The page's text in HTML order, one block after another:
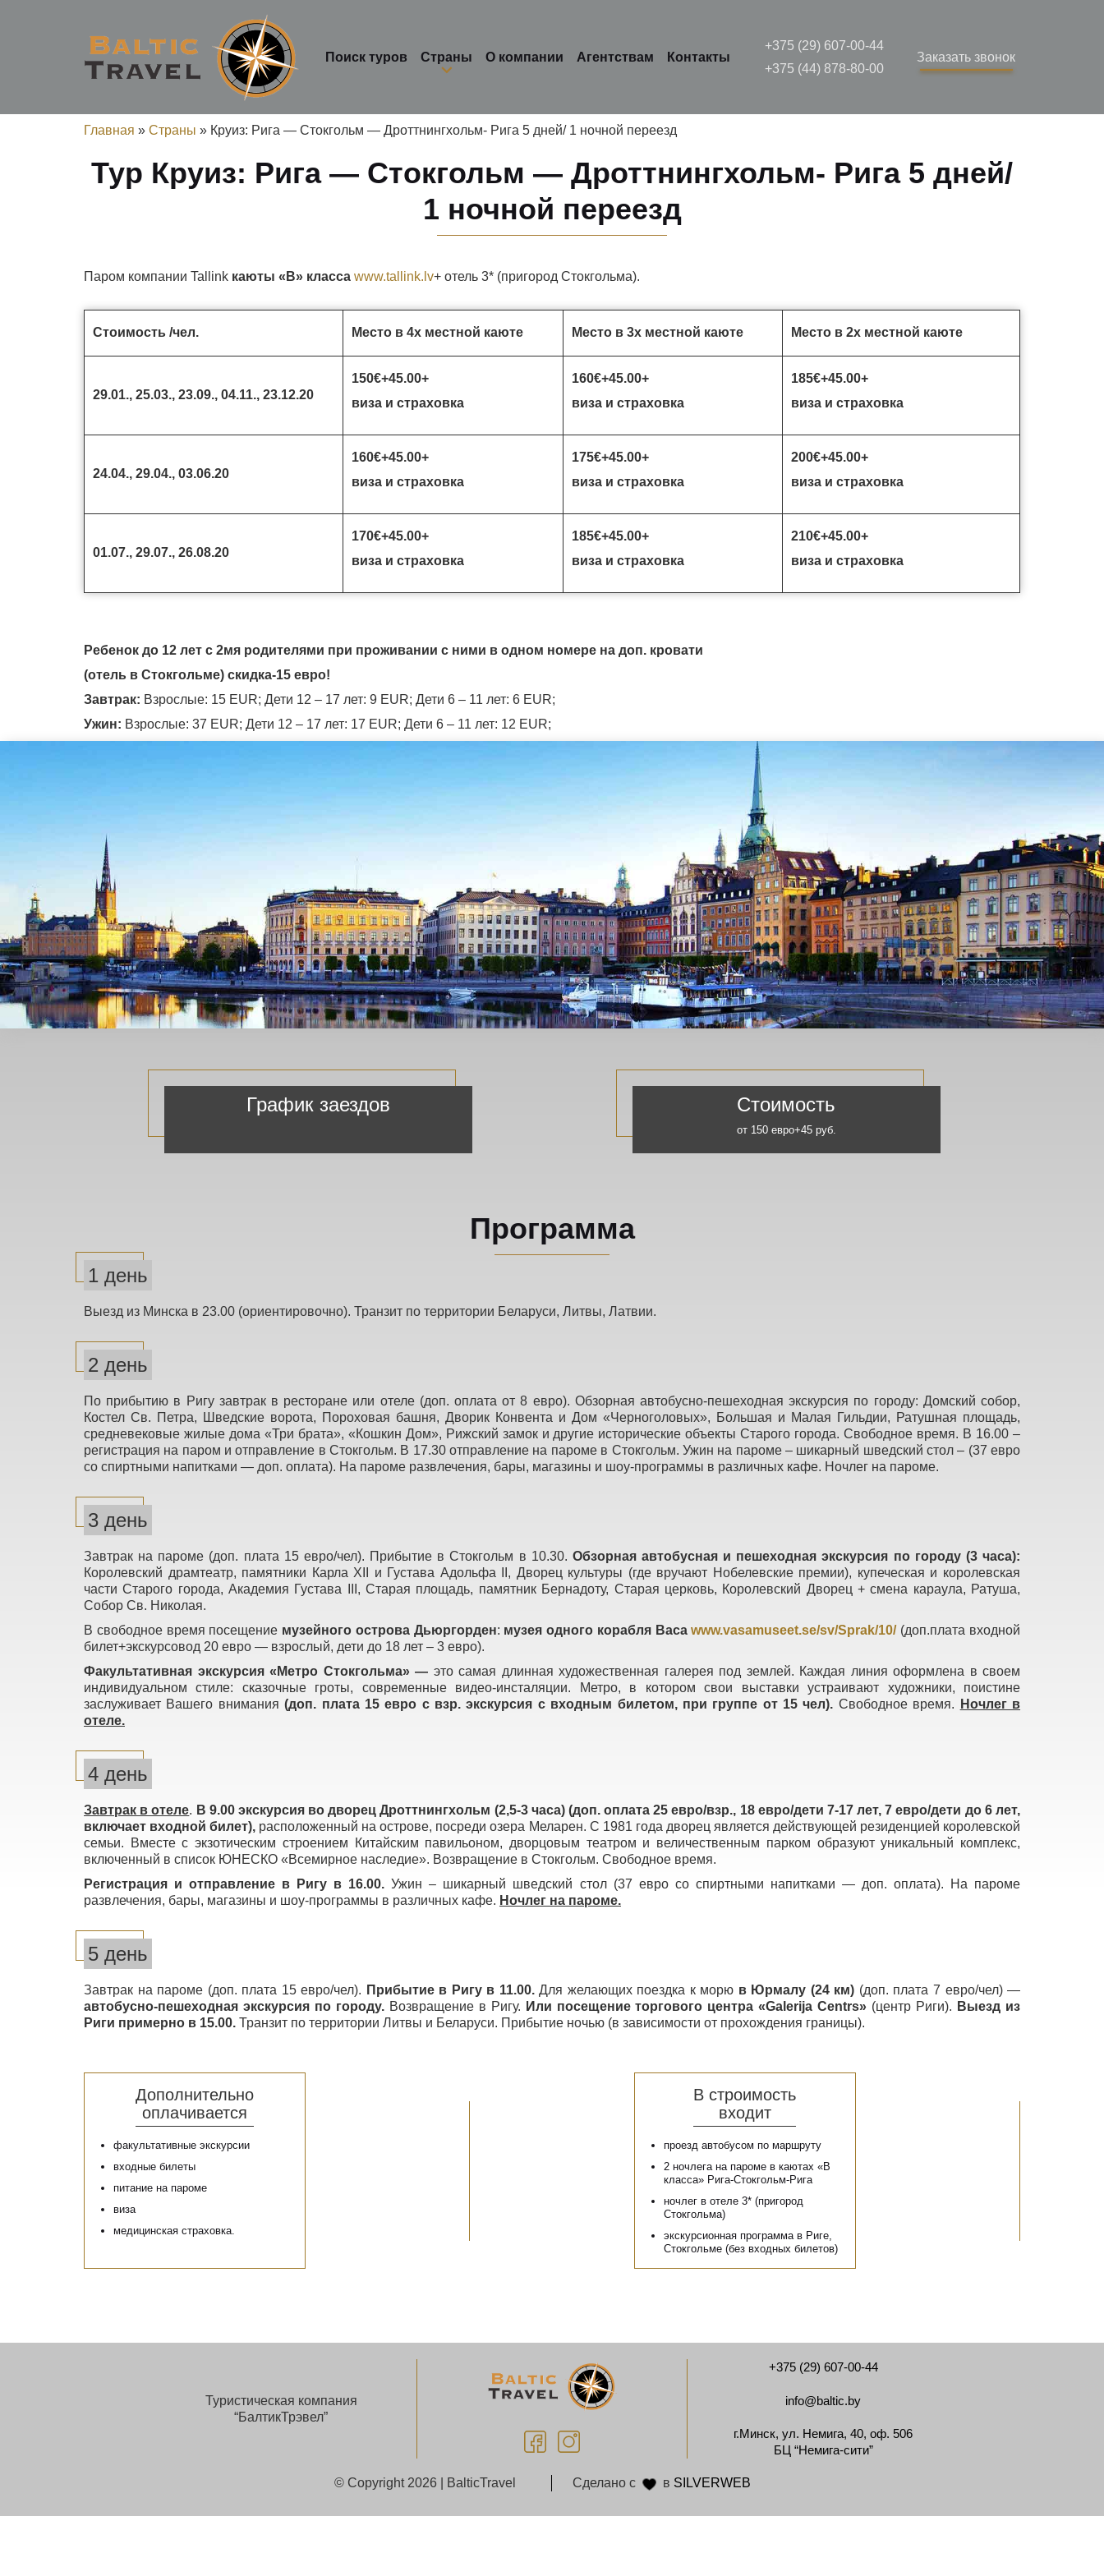
Поиск туров Страны О компании Агентствам Контакты
+375 (29) 607-00-44
+375 (44) 878-80-00
Заказать звонок
Главная » Страны » Круиз: Рига — Стокгольм — Дроттнингхольм- Рига 5 дней/ 1 ночной переезд
Тур Круиз: Рига — Стокгольм — Дроттнингхольм- Рига 5 дней/
1 ночной переезд
Паром компании Tallink каюты «В» класса www.tallink.lv+ отель 3* (пригород Стокгольма).
Стоимость /чел. Место в 4х местной каюте Место в 3х местной каюте Место в 2х местной каюте
29.01., 25.03., 23.09., 04.11., 23.12.20
150€+45.00+
виза и страховка
160€+45.00+
виза и страховка
185€+45.00+
виза и страховка
24.04., 29.04., 03.06.20
160€+45.00+
виза и страховка
175€+45.00+
виза и страховка
200€+45.00+
виза и страховка
01.07., 29.07., 26.08.20
170€+45.00+
виза и страховка
185€+45.00+
виза и страховка
210€+45.00+
виза и страховка
Ребенок до 12 лет с 2мя родителями при проживании с ними в одном номере на доп. кровати
(отель в Стокгольме) скидка-15 евро!
Завтрак: Взрослые: 15 EUR; Дети 12 – 17 лет: 9 EUR; Дети 6 – 11 лет: 6 EUR;
Ужин: Взрослые: 37 EUR; Дети 12 – 17 лет: 17 EUR; Дети 6 – 11 лет: 12 EUR;
График заездов Стоимость
от 150 евро+45 руб.
Программа
1 день
Выезд из Минска в 23.00 (ориентировочно). Транзит по территории Беларуси, Литвы, Латвии.
2 день
По прибытию в Ригу завтрак в ресторане или отеле (доп. оплата от 8 евро). Обзорная автобусно-пешеходная экскурсия по городу: Домский собор,
Костел Св. Петра, Шведские ворота, Пороховая башня, Дворик Конвента и Дом «Черноголовых», Большая и Малая Гильдии, Ратушная площадь,
средневековые жилые дома «Три брата», «Кошкин Дом», Рижский замок и другие исторические объекты Старого города. Свободное время. В 16.00 –
регистрация на паром и отправление в Стокгольм. В 17.30 отправление на пароме в Стокгольм. Ужин на пароме – шикарный шведский стол – (37 евро
со спиртными напитками — доп. оплата). На пароме развлечения, бары, магазины и шоу-программы в различных кафе. Ночлег на пароме.
3 день
Завтрак на пароме (доп. плата 15 евро/чел). Прибытие в Стокгольм в 10.30. Обзорная автобусная и пешеходная экскурсия по городу (3 часа):
Королевский драмтеатр, памятники Карла ХII и Густава Адольфа II, Дворец культуры (где вручают Нобелевские премии), купеческая и королевская
части Старого города, Академия Густава III, Старая площадь, памятник Бернадоту, Старая церковь, Королевский Дворец + смена караула, Ратуша,
Собор Св. Николая.
В свободное время посещение музейного острова Дьюргорден: музея одного корабля Васаwww.vasamuseet.se/sv/Sprak/10/(доп.плата входной
билет+экскурсовод 20 евро — взрослый, дети до 18 лет – 3 евро).
Факультативная экскурсия «Метро Стокгольма» — это самая длинная художественная галерея под землей. Каждая линия оформлена в своем
индивидуальном стиле: сказочные гроты, современные видео-инсталяции. Метро, в котором свои выставки устраивают художники, поистине
заслуживает Вашего внимания (доп. плата 15 евро с взр. экскурсия с входным билетом, при группе от 15 чел). Свободное время.
Ночлег в
отеле.
4 день
Завтрак в отеле. В 9.00 экскурсия во дворец Дроттнингхольм (2,5-3 часа) (доп. оплата 25 евро/взр., 18 евро/дети 7-17 лет, 7 евро/дети до 6 лет,
включает входной билет), расположенный на острове, посреди озера Меларен. С 1981 года дворец является действующей резиденцией королевской
семьи. Вместе с экзотическим строением Китайским павильоном, дворцовым театром и величественным парком образуют уникальный комплекс,
включенный в список ЮНЕСКО «Всемирное наследие». Возвращение в Стокгольм. Свободное время.
Регистрация и отправление в Ригу в 16.00. Ужин – шикарный шведский стол (37 евро со спиртными напитками — доп. оплата). На пароме
развлечения, бары, магазины и шоу-программы в различных кафе. Ночлег на пароме.
5 день
Завтрак на пароме (доп. плата 15 евро/чел). Прибытие в Ригу в 11.00.Для желающих поездка к морю в Юрмалу (24 км) (доп. плата 7 евро/чел) —
автобусно-пешеходная экскурсия по городу.Возвращение в Ригу. Или посещение торгового центра«Galerija Centrs» (центр Риги). Выезд из
Риги примерно в 15.00. Транзит по территории Литвы и Беларуси. Прибытие ночью (в зависимости от прохождения границы).
Дополнительно
оплачивается
факультативные экскурсии
входные билеты
питание на пароме
виза
медицинская страховка.
В строимость
входит
проезд автобусом по маршруту
2 ночлега на пароме в каютах «В
класса» Рига-Стокгольм-Рига
ночлег в отеле 3* (пригород
Стокгольма)
экскурсионная программа в Риге,
Стокгольме (без входных билетов)
Туристическая компания
“БалтикТрэвел”
+375 (29) 607-00-44
info@baltic.by
г.Минск, ул. Немига, 40, оф. 506
БЦ “Немига-сити”
© Copyright 2026 | BalticTravel Сделано с в SILVERWEB